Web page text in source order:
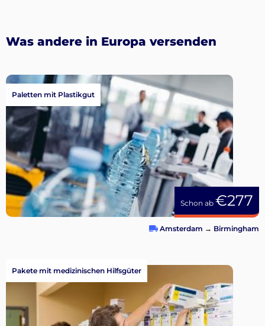
Was andere in Europa versenden
Schon ab €277
Paletten mit Plastikgut
Amsterdam → Birmingham
Pakete mit medizinischen Hilfsgüter